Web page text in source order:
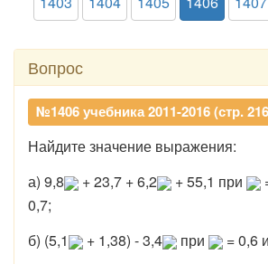
Вопрос
№1406 учебника 2011-2016 (стр.
Найдите значение выражения:
а) 9,8
+ 23,7 + 6,2 + 55,1 при
0,7;
б) (5,1
+ 1,38) - 3,4 при = 0,6